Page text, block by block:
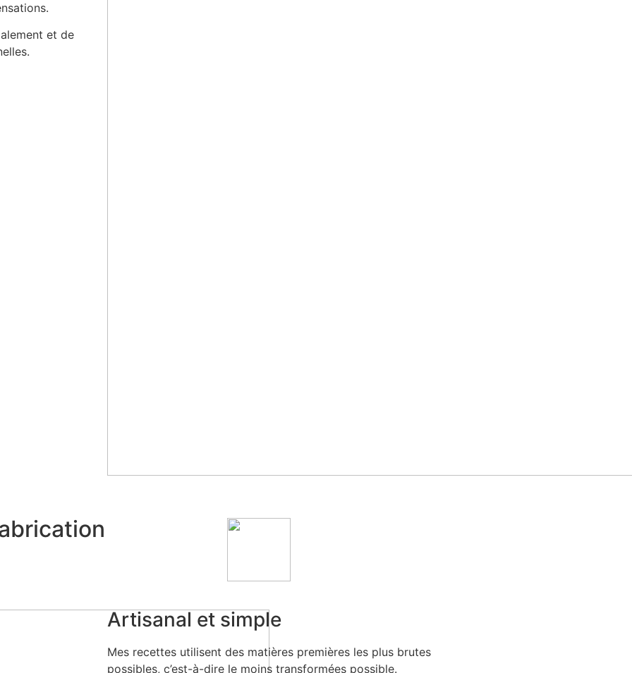
et de
Artisanal et simple
Mes recettes utilisent des matières premières les plus brutes
possibles, c’est-à-dire le moins transformées possible.